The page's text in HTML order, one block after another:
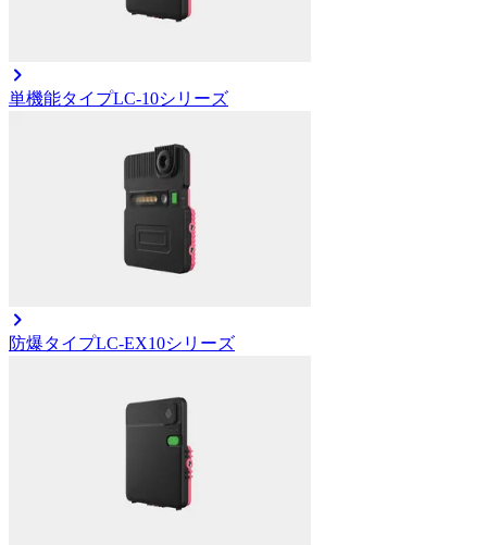
単機能タイプLC-10シリーズ
防爆タイプLC-EX10シリーズ